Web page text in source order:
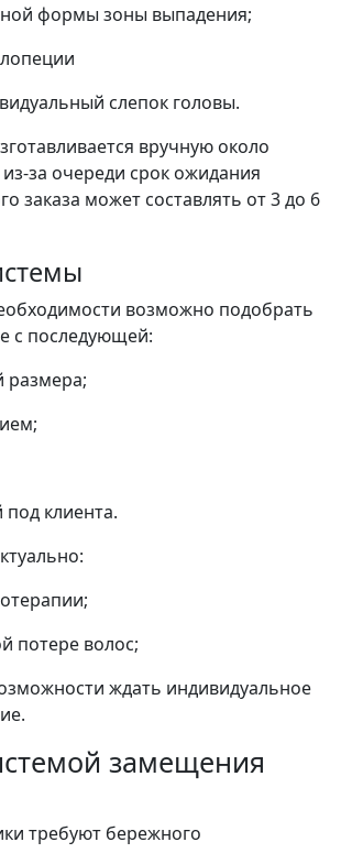
формы зоны выпадения;
слепок головы.
вручную около
за очереди срок ожидания
заказа может составлять от 3 до 6
возможно подобрать
с последующей:
размера;
клиента.
потере волос;
ждать индивидуальное
замещения
требуют бережного